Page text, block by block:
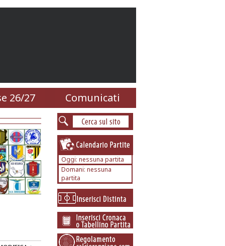
26/27 Comunicati
Oggi: nessuna partita
Domani: nessuna
partita